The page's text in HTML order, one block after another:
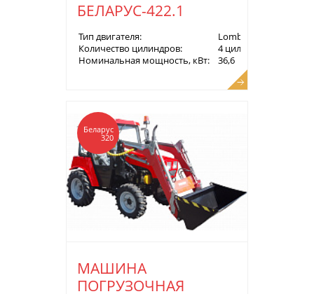
БЕЛАРУС-422.1
Тип двигателя:
Lombardini LDW2204
Количество цилиндров:
4 цилиндра, дизель
Номинальная мощность, кВт:
36,6
Беларус
320
МАШИНА
ПОГРУЗОЧНАЯ